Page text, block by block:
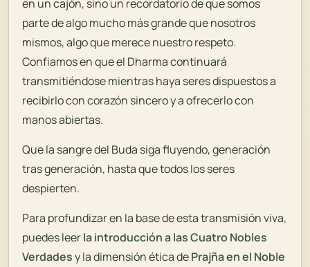
en un cajón, sino un recordatorio de que somos
parte de algo mucho más grande que nosotros
mismos, algo que merece nuestro respeto.
Confiamos en que el Dharma continuará
transmitiéndose mientras haya seres dispuestos a
recibirlo con corazón sincero y a ofrecerlo con
manos abiertas.
Que la sangre del Buda siga fluyendo, generación
tras generación, hasta que todos los seres
despierten.
Para profundizar en la base de esta transmisión viva,
puedes leerla introducción a las Cuatro Nobles
Verdadesy la dimensión ética dePrajña en el Noble